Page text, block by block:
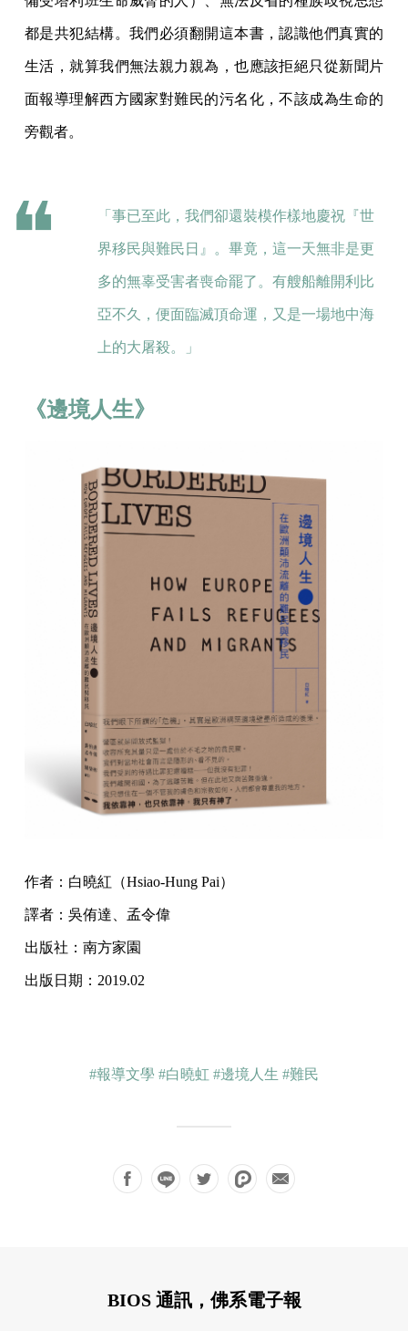
都是共犯結構。我們必須翻開這本書，認識他們真實的
生活，就算我們無法親力親為，也應該拒絕只從新聞片
面報導理解西方國家對難民的污名化，不該成為生命的
旁觀者。
「事已至此，我們卻還裝模作樣地慶祝『世
界移民與難民日』。畢竟，這一天無非是更
多的無辜受害者喪命罷了。有艘船離開利比
亞不久，便面臨滅頂命運，又是一場地中海
上的大屠殺。」
《邊境人生》
作者：白曉紅（Hsiao-Hung Pai）
譯者：吳侑達、孟令偉
出版社：南方家園
出版日期：2019.02
#報導文學 #白曉虹 #邊境人生 #難民
BIOS 通訊，佛系電子報